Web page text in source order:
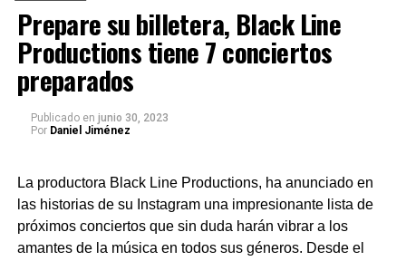
Prepare su billetera, Black Line
Productions tiene 7 conciertos
preparados
Publicado en junio 30, 2023
Por Daniel Jiménez
La productora Black Line Productions, ha anunciado en
las historias de su Instagram una impresionante lista de
próximos conciertos que sin duda harán vibrar a los
amantes de la música en todos sus géneros. Desde el